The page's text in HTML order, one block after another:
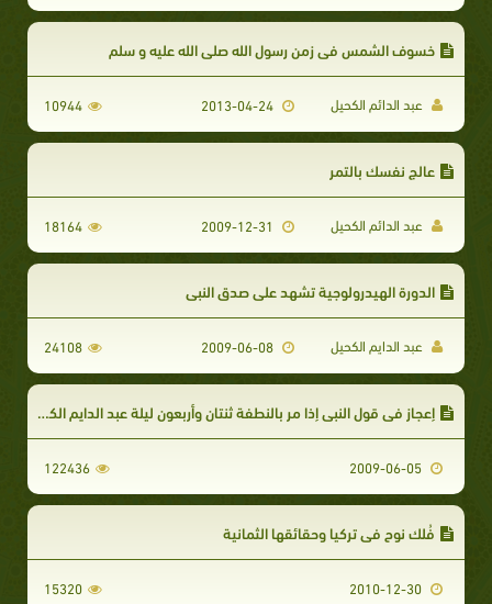
خسوف الشمس في زمن رسول الله صلى الله عليه و سلم
عبد الدائم الكحيل 2013-04-24
10944
عالج نفسك بالتمر
عبد الدائم الكحيل 18164
الدورة الهيدرولوجية تشهد على صدق النبي
عبد الدايم الكحيل 2009-06-08
24108
إعجاز في قول النبي إذا مر بالنطفة ثنتان وأربعون ليلة عبد الدايم الكحيل
122436
فُلك نوح في تركيا وحقائقها الثمانية
15320